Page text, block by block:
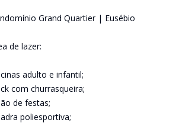
Grand Quartier | Eusébio
de lazer:
adulto e infantil;
com churrasqueira;
de festas;
poliesportiva;